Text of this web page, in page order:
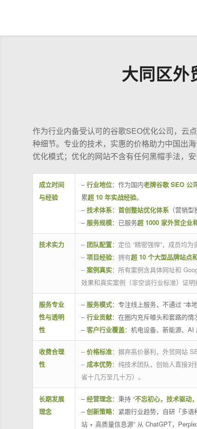
大同区外
作为行业内备受认可的谷歌SEO优化公司，云
种细节。专业的技术，实惠的价格助力中国出
优化模式；优化的网站不含有任何黑帽手法，安
成立时间
与经验
–行业地位：作为国内老牌谷歌 SEO 公
累超 10 年实战经验。
–技术体系： 首创整站优化体系 （营销
– 服务规模：已服务超 1000 家外贸企业
技术实力 – 团队配置：定位 “精密强悍”，成员均
– 项目经验：拥有超 10 个大型品牌站点
– 案例真实：所有案例含具体网址和
效果和真实案例（非空谈行业标准）证明
服务专业
性与透明
性
– 服务模式：专注线上服务，不通过 “本
–行业贡献：在圈内充斥噱头和套路的
–客户行业覆盖：机电设备、新能源、AI
收费合理
性
– 价格标准：摒弃高价暴利，外贸网站
– 成本优势：纯技术团队，创始人直接
省十几万至几十万）。
长期发展
理念
–经营理念：秉持 “不忘初心，技术驱动
–创新策略：紧跟行业趋势，自研「多语
站 + 高质量信息源” 从 ChatGPT，